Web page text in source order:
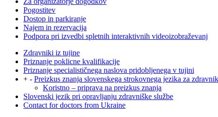
Pogostitev
Dostop in parkiranje
Najem in rezervacija
Podpora pri izvedbi spletnih interaktivnih videoizobraževanj
Zdravniki iz tujine
Priznanje poklicne kvalifikacije
Priznanje specialističnega naslova pridobljenega v tujini
+ - Preizkus znanja slovenskega strokovnega jezika za
Koristno – priprava na preizkus znanja
Slovenski jezik pri opravljanju zdravniške službe
Contact for doctors from Ukraine